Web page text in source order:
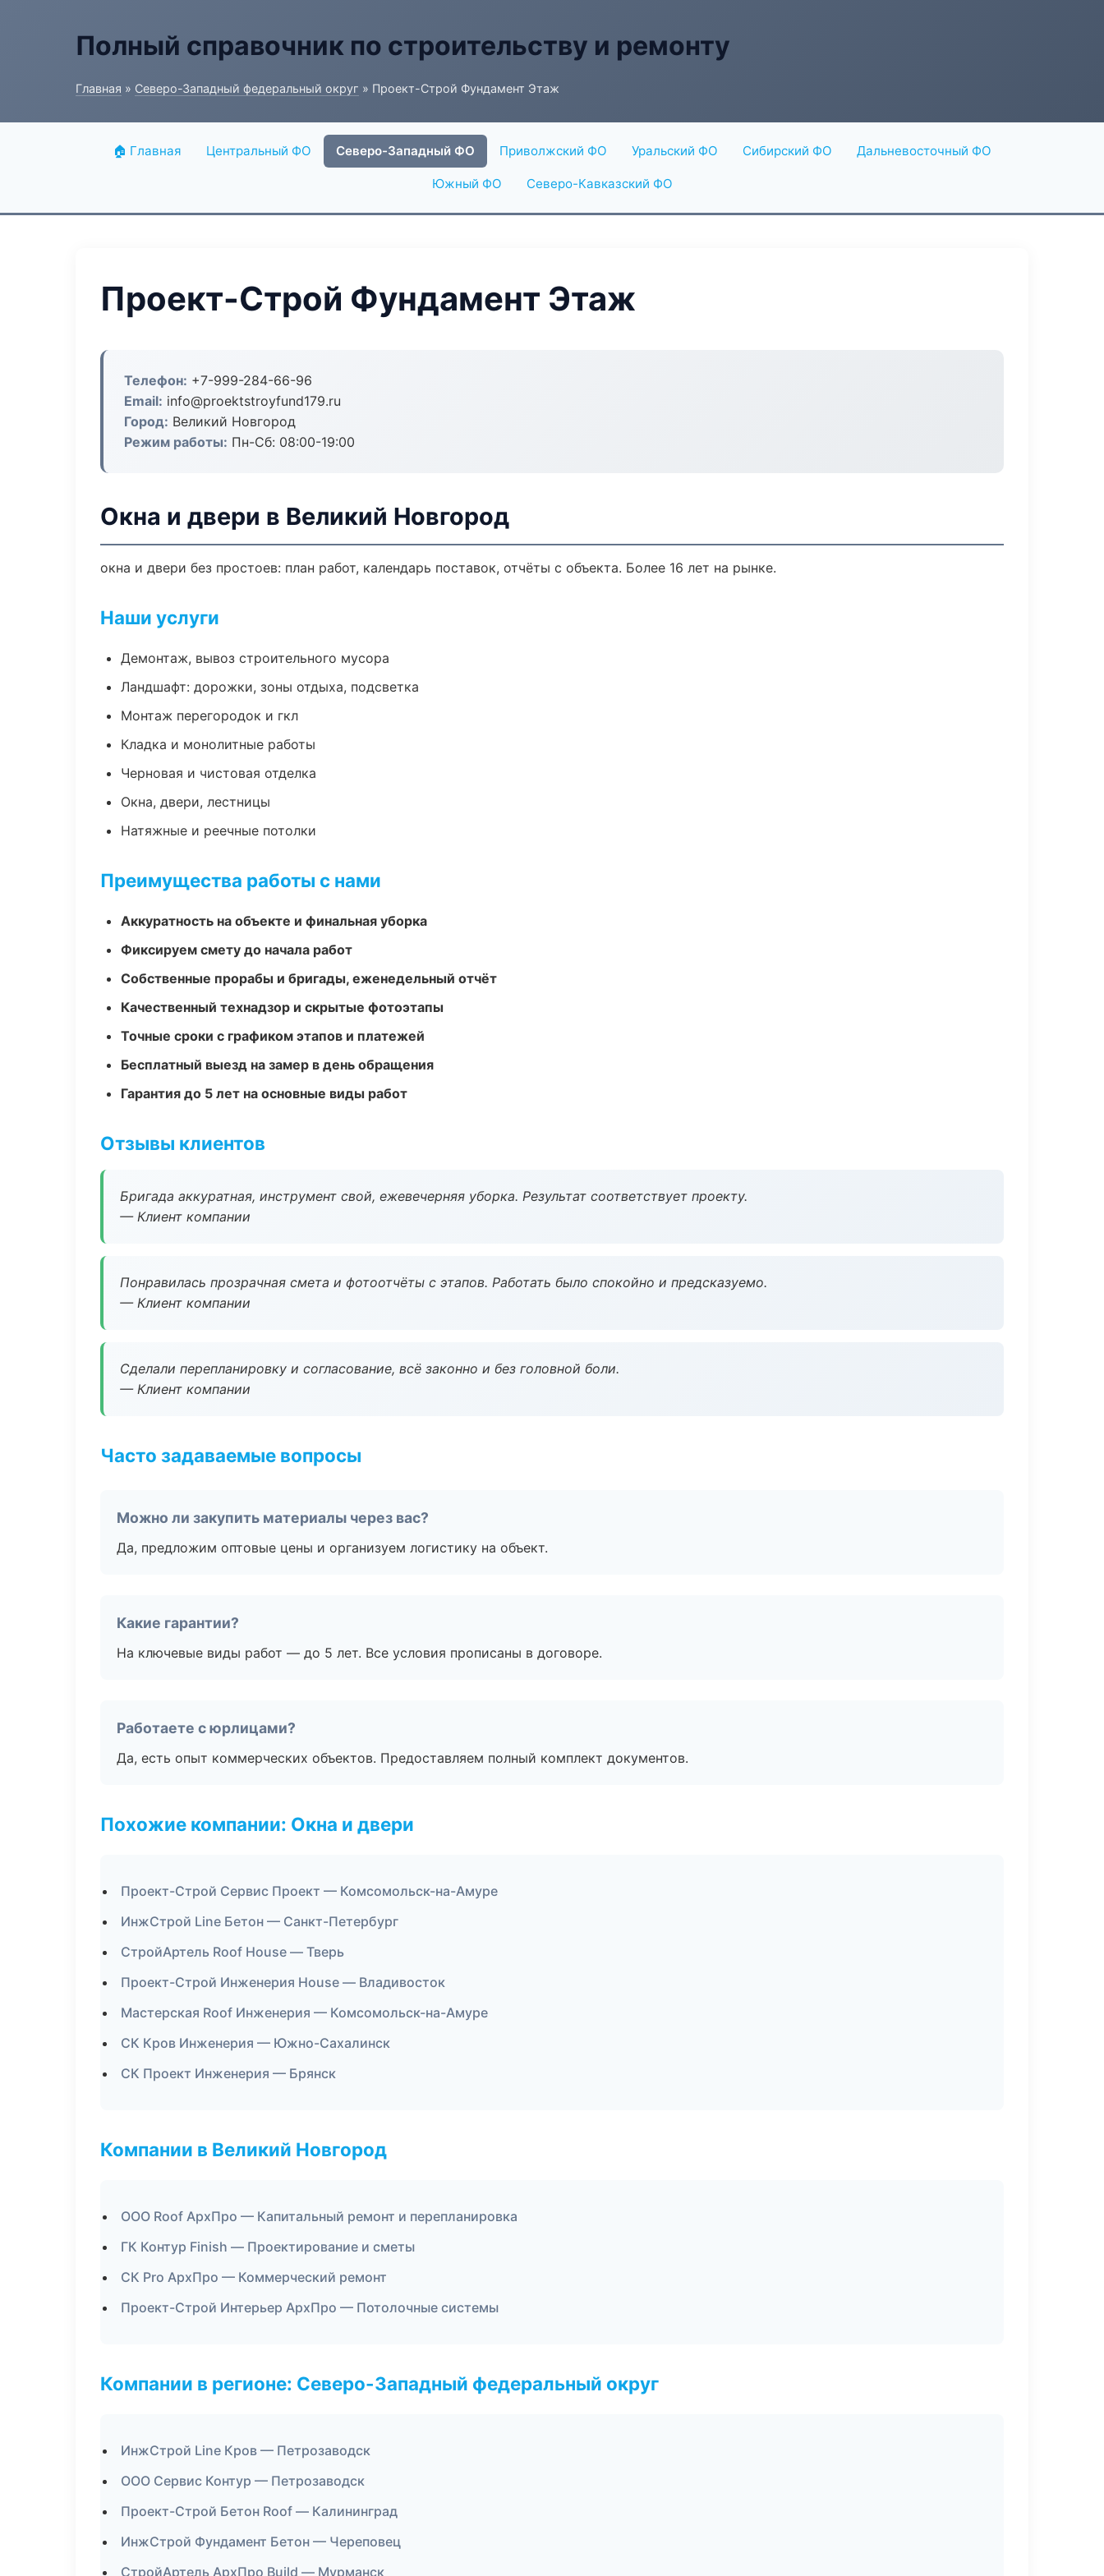
Полный справочник по строительству и ремонту
Главная » Северо-Западный федеральный округ » Проект-Строй Фундамент Этаж
🏠 Главная Центральный ФО Северо-Западный ФО Приволжский ФО Уральский ФО Сибирский ФО Дальневосточный ФО
Южный ФО Северо-Кавказский ФО
Проект-Строй Фундамент Этаж
Телефон: +7-999-284-66-96
Email: info@proektstroyfund179.ru
Город: Великий Новгород
Режим работы: Пн-Сб: 08:00-19:00
Окна и двери в Великий Новгород
окна и двери без простоев: план работ, календарь поставок, отчёты с объекта. Более 16 лет на рынке.
Наши услуги
Демонтаж, вывоз строительного мусора
Ландшафт: дорожки, зоны отдыха, подсветка
Монтаж перегородок и гкл
Кладка и монолитные работы
Черновая и чистовая отделка
Окна, двери, лестницы
Натяжные и реечные потолки
Преимущества работы с нами
Аккуратность на объекте и финальная уборка
Фиксируем смету до начала работ
Собственные прорабы и бригады, еженедельный отчёт
Качественный технадзор и скрытые фотоэтапы
Точные сроки с графиком этапов и платежей
Бесплатный выезд на замер в день обращения
Гарантия до 5 лет на основные виды работ
Отзывы клиентов
Бригада аккуратная, инструмент свой, ежевечерняя уборка. Результат соответствует проекту.
— Клиент компании
Понравилась прозрачная смета и фотоотчёты с этапов. Работать было спокойно и предсказуемо.
— Клиент компании
Сделали перепланировку и согласование, всё законно и без головной боли.
— Клиент компании
Часто задаваемые вопросы
Можно ли закупить материалы через вас?
Да, предложим оптовые цены и организуем логистику на объект.
Какие гарантии?
На ключевые виды работ — до 5 лет. Все условия прописаны в договоре.
Работаете с юрлицами?
Да, есть опыт коммерческих объектов. Предоставляем полный комплект документов.
Похожие компании: Окна и двери
Проект-Строй Сервис Проект — Комсомольск-на-Амуре
ИнжСтрой Line Бетон — Санкт-Петербург
СтройАртель Roof House — Тверь
Проект-Строй Инженерия House — Владивосток
Мастерская Roof Инженерия — Комсомольск-на-Амуре
СК Кров Инженерия — Южно-Сахалинск
СК Проект Инженерия — Брянск
Компании в Великий Новгород
ООО Roof АрхПро — Капитальный ремонт и перепланировка
ГК Контур Finish — Проектирование и сметы
СК Pro АрхПро — Коммерческий ремонт
Проект-Строй Интерьер АрхПро — Потолочные системы
Компании в регионе: Северо-Западный федеральный округ
ИнжСтрой Line Кров — Петрозаводск
ООО Сервис Контур — Петрозаводск
Проект-Строй Бетон Roof — Калининград
ИнжСтрой Фундамент Бетон — Череповец
СтройАртель АрхПро Build — Мурманск